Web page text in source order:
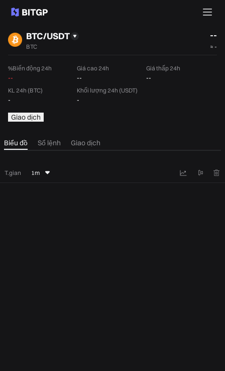
BTC/USDT
BTC
--
≈ -
%Biến động 24h
--
Giá cao 24h
--
Giá thấp 24h
--
KL 24h (BTC)
-
Khối lượng 24h (USDT)
-
Giao dịch
Biểu đồ Sổ lệnh Giao dịch
T.gian 1m